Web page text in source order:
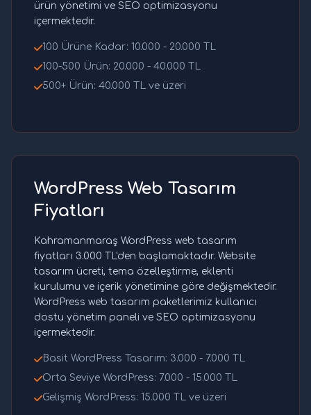
ürün yönetimi ve SEO optimizasyonu
içermektedir.
100 Ürüne Kadar: 10.000 - 20.000 TL
100-500 Ürün: 20.000 - 40.000 TL
500+ Ürün: 40.000 TL ve üzeri
WordPress Web Tasarım
Fiyatları
Kahramanmaraş WordPress web tasarım
fiyatları 3.000 TL'den başlamaktadır. Website
tasarım ücreti, tema özelleştirme, eklenti
kurulumu ve içerik yönetimine göre değişmektedir.
WordPress web tasarım paketlerimiz kullanıcı
dostu yönetim paneli ve SEO optimizasyonu
içermektedir.
Basit WordPress Tasarım: 3.000 - 7.000 TL
Orta Seviye WordPress: 7.000 - 15.000 TL
Gelişmiş WordPress: 15.000 TL ve üzeri